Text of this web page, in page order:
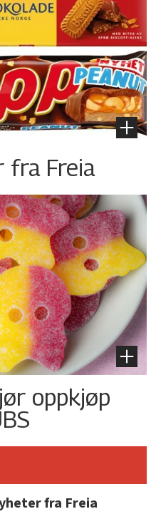
fra Freia
oppkjøp
fra Freia